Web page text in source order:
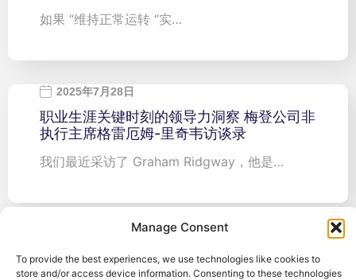
Manage Consent
To provide the best experiences, we use technologies like cookies to
store and/or access device information. Consenting to these technologies
如果 “维持正常运转 “实…
2025年7月28日
职业生涯关键时刻的领导力洞察 梅登公司非
执行主席格雷厄姆-里奇韦访谈录
我们最近采访了 Graham Ridgway，他是…